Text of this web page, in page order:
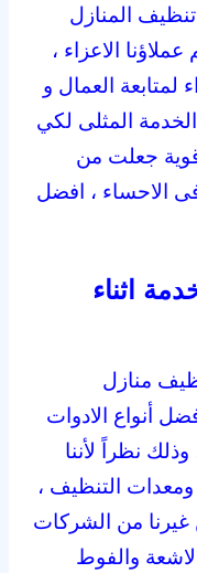
المنازل
الاعزاء ،
لمتابعة العمال و
المثلى لكي
قوية جعلت من
الاحساء ، افضل
اثناء
منازل
أنواع الادوات
نظراً لأننا
ومعدات التنظيف ،
غيرنا من الشركات
والفوط